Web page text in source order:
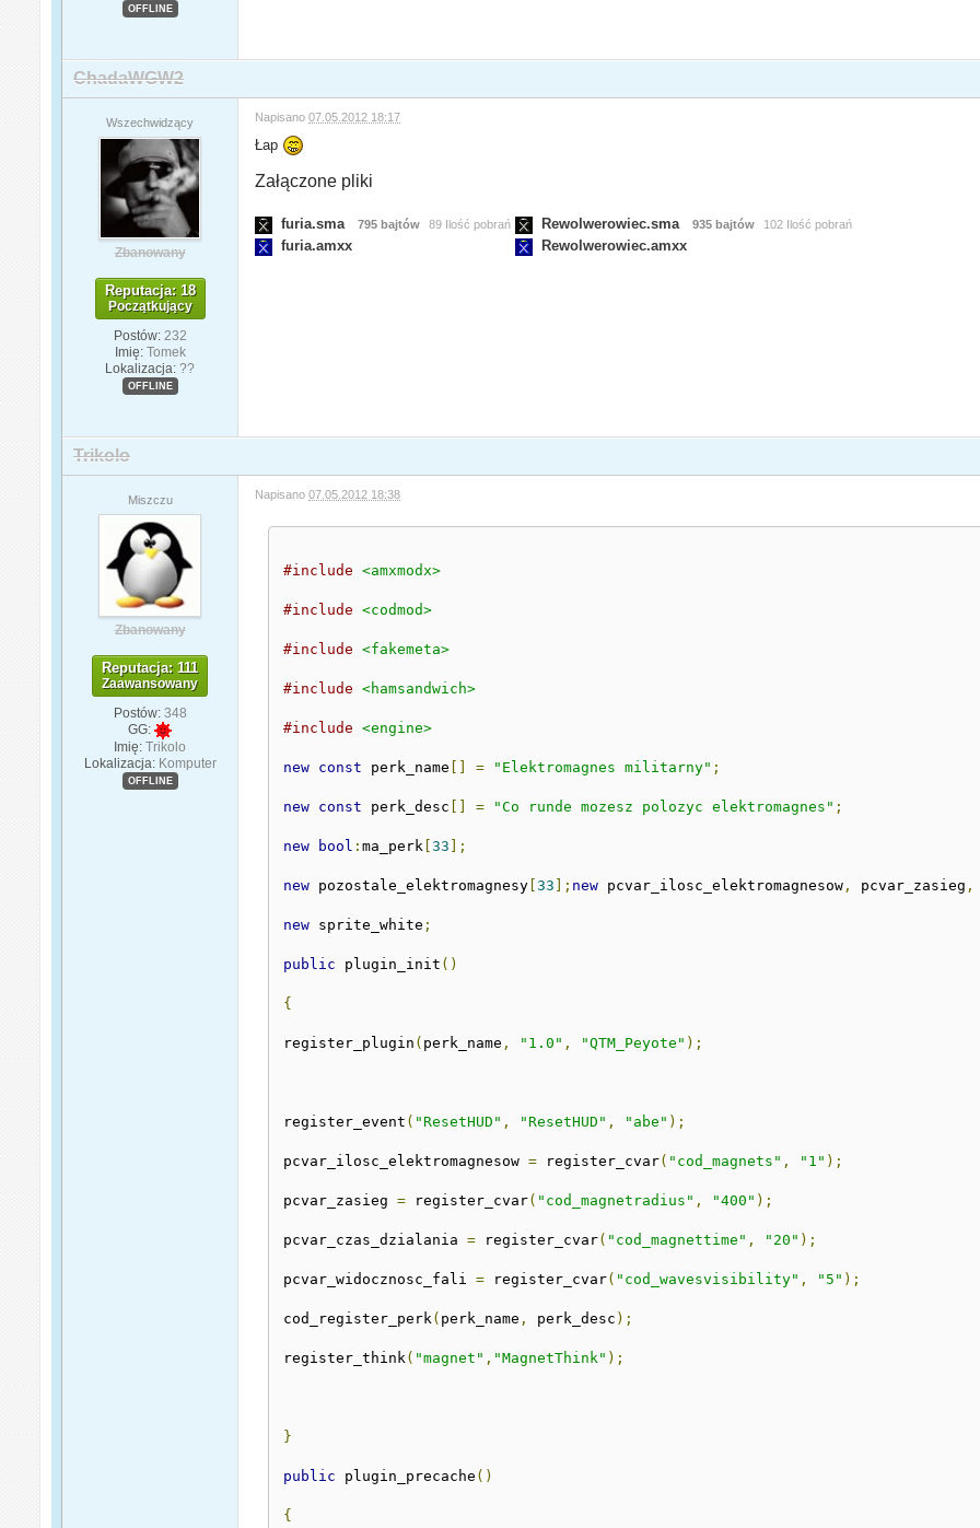
OFFLINE
ChadaWGW2
Wszechwidzący
Zbanowany
Reputacja: 18
Początkujący
Postów: 232
Imię: Tomek
Lokalizacja: ??
OFFLINE
Napisano07.05.2012 18:17
Łap
Załączone pliki
furia.sma 795 bajtów 89 Ilość pobrań
furia.amxx
Rewolwerowiec.sma 935 bajtów 102 Ilość pobrań
Rewolwerowiec.amxx
Trikolo
Miszczu
Zbanowany
Reputacja: 111
Zaawansowany
Postów: 348
GG:
Imię: Trikolo
Lokalizacja: Komputer
OFFLINE
Napisano07.05.2012 18:38
#include <amxmodx>
#include <codmod>
#include <fakemeta>
#include <hamsandwich>
#include <engine>
new const perk_name [] = "Elektromagnes militarny" ;
new const perk_desc [] = "Co runde mozesz polozyc elektromagnes" ;
new bool :ma_perk [33 ];
new pozostale_elektromagnesy [33 ]; new pcvar_ilosc_elektromagnesow , pcvar_zasieg ,
new sprite_white ;
public plugin_init ()
{
register_plugin ( perk_name , "1.0" , "QTM_Peyote" );
register_event ( "ResetHUD" , "ResetHUD" , "abe" );
pcvar_ilosc_elektromagnesow = register_cvar( "cod_magnets" , "1" );
pcvar_zasieg = register_cvar( "cod_magnetradius" , "400" );
pcvar_czas_dzialania = register_cvar( "cod_magnettime" , "20" );
pcvar_widocznosc_fali = register_cvar( "cod_wavesvisibility" , "5" );
cod_register_perk ( perk_name , perk_desc );
register_think ( "magnet" , "MagnetThink" );
}
public plugin_precache ()
{